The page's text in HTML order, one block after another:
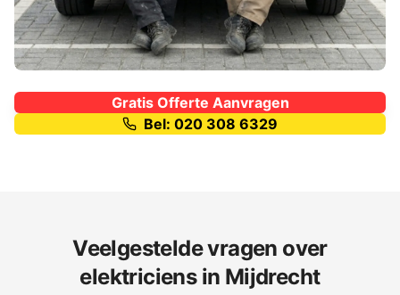
Gratis Offerte Aanvragen
Bel: 020 308 6329
Veelgestelde vragen over
elektriciens in Mijdrecht